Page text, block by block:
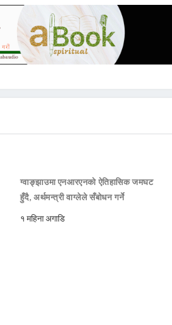
ग्वाङ्झाउमा एनआरएनको ऐतिहासिक जमघट
हुँदै, अर्थमन्त्री वाग्लेले सँबोधन गर्ने
१ महिना अगाडि